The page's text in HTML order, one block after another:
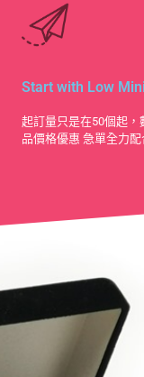
Start with Low
起訂量只是在50個起
品價格優惠 急單全力配